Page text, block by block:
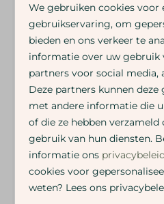
Vakantiepark Eigen Wijze
groepsaccommodatie voor
vakantiehuisjes en een grote
groepsactiviteiten. Geniet
activiteiten en de rust van
zakelijke evenementen
,
gezellig vriendenweekend is,
nodig hebt.
Aankomsttijd: 15.00 uur
Vertrektijd: 10.00 uur
Boek nu je verblijf bij
We gebruiken cookies voor
gebruikservaring, om
bieden en ons verkeer te
informatie over uw gebruik
partners voor social media,
Deze partners kunnen
met andere informatie die
of die ze hebben verzameld
gebruik van hun diensten.
informatie ons
cookies voor
weten? Lees ons